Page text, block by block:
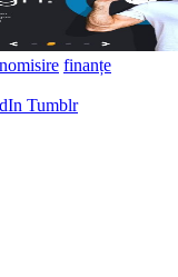
finanțe
Tumblr